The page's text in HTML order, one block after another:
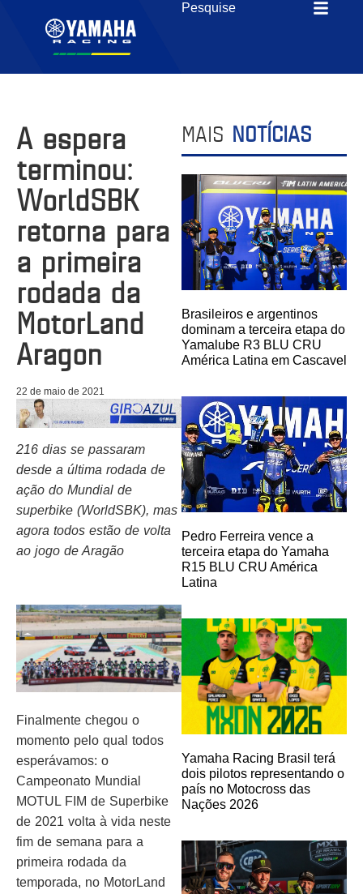
A espera
terminou:
WorldSBK
retorna para
a primeira
rodada da
MotorLand
Aragon
22 de maio de 2021
216 dias se passaram
desde a última rodada de
ação do Mundial de
superbike (WorldSBK), mas
agora todos estão de volta
ao jogo de Aragão
Finalmente chegou o
momento pelo qual todos
esperávamos: o
Campeonato Mundial
MOTUL FIM de Superbike
de 2021 volta à vida neste
fim de semana para a
primeira rodada da
temporada, no MotorLand
MAIS NOTÍCIAS
Brasileiros e argentinos
dominam a terceira etapa do
Yamalube R3 BLU CRU
América Latina em Cascavel
Pedro Ferreira vence a
terceira etapa do Yamaha
R15 BLU CRU América
Latina
Yamaha Racing Brasil terá
dois pilotos representando o
país no Motocross das
Nações 2026